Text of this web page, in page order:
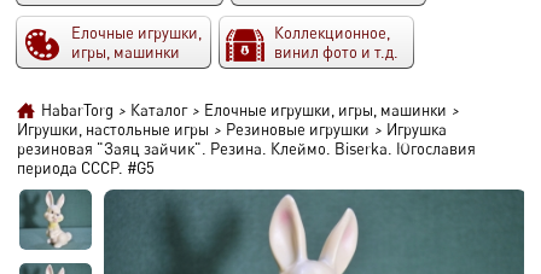
Елочные игрушки,
игры, машинки
Коллекционное,
винил фото и т.д.
HabarTorg > Каталог > Елочные игрушки, игры, машинки >
Игрушки, настольные игры > Резиновые игрушки > Игрушка
резиновая "Заяц зайчик". Резина. Клеймо. Biserka. Югославия
периода СССР. #G5